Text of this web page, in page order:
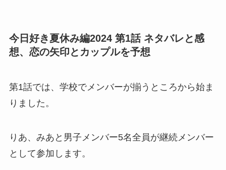
今日好き夏休み編2024 第1話 ネタバレと感
想、恋の矢印とカップルを予想
第1話では、学校でメンバーが揃うところから始ま
りました。
りあ、みあと男子メンバー5名全員が継続メンバー
として参加します。